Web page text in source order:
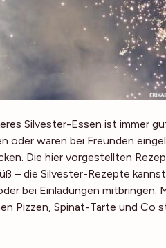
Silvester-Essen ist immer
waren bei Freunden
Die hier vorgestellten
– die Silvester-Rezepte
bei Einladungen mitbringen.
Pizzen, Spinat-Tarte und Co